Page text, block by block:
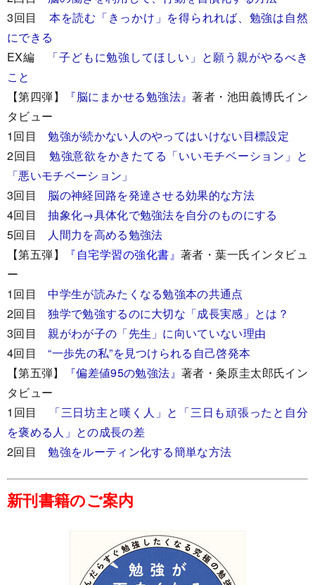
3回目 本を読む「きっかけ」を得られれば、勉強は自然
にできる
EX編
「子どもに勉強してほしい」と願う親がやるべき
こと
【第四弾】
『脳にまかせる勉強法』著者・池田義博氏イン
タビュー
1回目勉強が続かない人のやってはいけない目標設定
2回目 勉強意欲をかきたてる「いいモチベーション」と
「悪いモチベーション」
3回目 脳の神経回路を発達させる効果的な方法
4回目抽象化→具体化で勉強法を自分のものにする
5回目 人間力を高める勉強法
【第五弾】
『自宅学習の強化書』著者・葉一氏インタビュ
ー
1回目中学生が読みたくなる勉強本の共通点
2回目独学で勉強するのに大切な「成長実感」とは？
3回目親がわが子の「先生」に向いていない理由
4回目“一歩先の私”を見つけられる自己啓発本
【第五弾】
『偏差値95の勉強法』 著者・粂原圭太郎氏イン
タビュー
1回目
「三日坊主と嘆く人」と「三日も頑張ったと自分
を褒める人」との成長の差
2回目勉強をルーティン化する簡単な方法
新刊書籍のご案内